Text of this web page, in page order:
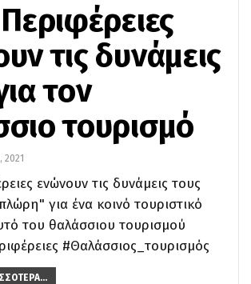
τις δυνάμεις
τον
τουρισμό
2021
ενώνουν τις δυνάμεις τους
για ένα κοινό τουριστικό
του θαλάσσιου τουρισμού
#Θαλάσσιος_τουρισμός